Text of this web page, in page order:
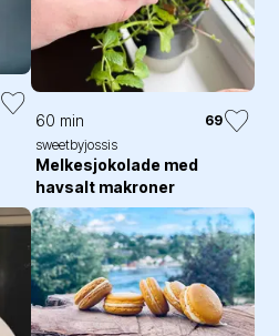
60 min
69
sweetbyjossis
Melkesjokolade med
havsalt makroner